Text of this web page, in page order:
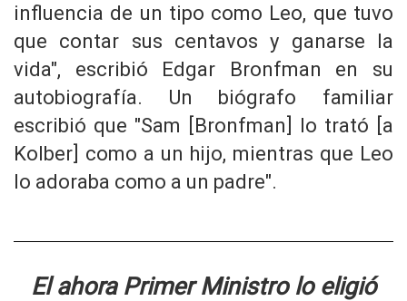
influencia de un tipo como Leo, que tuvo
que contar sus centavos y ganarse la
vida", escribió Edgar Bronfman en su
autobiografía. Un biógrafo familiar
escribió que "Sam [Bronfman] lo trató [a
Kolber] como a un hijo, mientras que Leo
lo adoraba como a un padre".
El ahora Primer Ministro lo eligió